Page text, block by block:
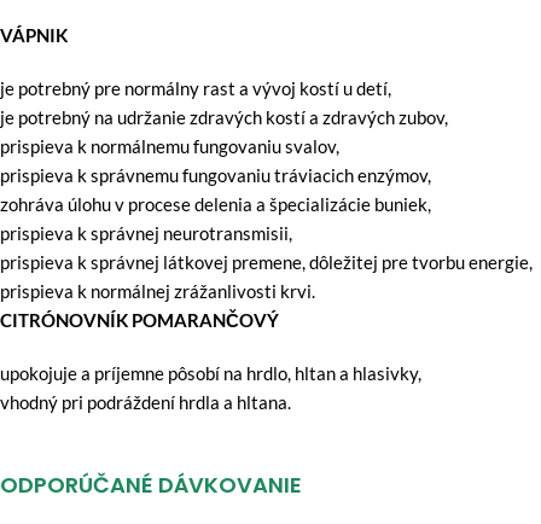
VÁPNIK
je potrebný pre normálny rast a vývoj kostí u detí,
je potrebný na udržanie zdravých kostí a zdravých zubov,
prispieva k normálnemu fungovaniu svalov,
prispieva k správnemu fungovaniu tráviacich enzýmov,
zohráva úlohu v procese delenia a špecializácie buniek,
prispieva k správnej neurotransmisii,
prispieva k správnej látkovej premene, dôležitej pre tvorbu energie,
prispieva k normálnej zrážanlivosti krvi.
CITRÓNOVNÍK POMARANČOVÝ
upokojuje a príjemne pôsobí na hrdlo, hltan a hlasivky,
vhodný pri podráždení hrdla a hltana.
ODPORÚČANÉ DÁVKOVANIE